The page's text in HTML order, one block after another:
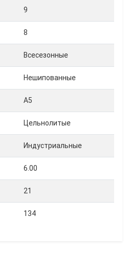
9
8
Всесезонные
Нешипованные
A5
Цельнолитые
Индустриальные
6.00
21
134